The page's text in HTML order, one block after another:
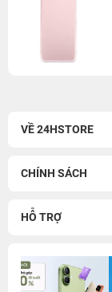
VỀ 24HSTORE
CHÍNH SÁCH
HỖ TRỢ